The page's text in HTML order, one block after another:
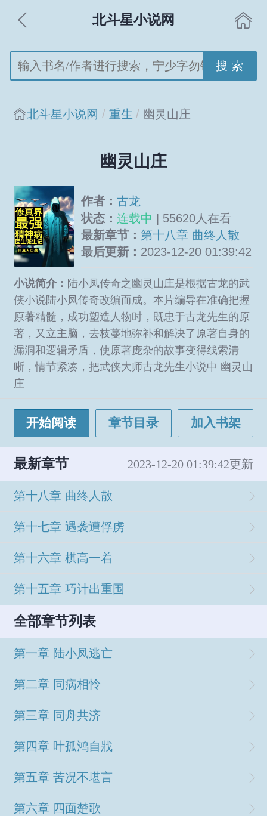
北斗星小说网
搜 索
北斗星小说网 重生 幽灵山庄
幽灵山庄
作者：古龙
状态：连载中 | 55620人在看
最新章节：第十八章 曲终人散
最后更新： 2023-12-20 01:39:42
小说简介： 陆小凤传奇之幽灵山庄是根据古龙的武
侠小说陆小凤传奇改编而成。本片编导在准确把握
原著精髓，成功塑造人物时，既忠于古龙先生的原
著，又立主脑，去枝蔓地弥补和解决了原著自身的
漏洞和逻辑矛盾，使原著庞杂的故事变得线索清
晰，情节紧凑，把武侠大师古龙先生小说中 幽灵山
庄
开始阅读 章节目录 加入书架
最新章节 2023-12-20 01:39:42更新
第十八章 曲终人散
第十七章 遇袭遭俘虏
第十六章 棋高一着
第十五章 巧计出重围
全部章节列表
第一章 陆小凤逃亡
第二章 同病相怜
第三章 同舟共济
第四章 叶孤鸿自戕
第五章 苦况不堪言
第六章 四面楚歌